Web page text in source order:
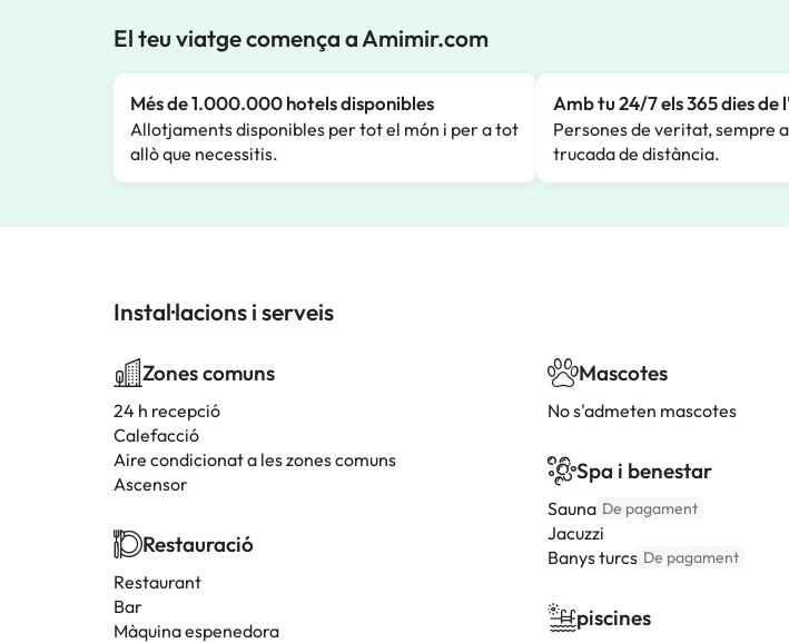
El teu viatge comença a Amimir.com
Més de 1.000.000 hotels disponibles
Allotjaments disponibles per tot el món i per a tot
allò que necessitis.
Amb tu 24/7 els 365 dies de
Persones de veritat, sempre
trucada de distància.
Instal·lacions i serveis
Zones comuns
24 h recepció
Calefacció
Aire condicionat a les zones comuns
Ascensor
Restauració
Restaurant
Bar
Màquina espenedora
Mascotes
No s'admeten mascotes
Spa i benestar
Sauna De pagament
Jacuzzi
Banys turcs De pagament
piscines